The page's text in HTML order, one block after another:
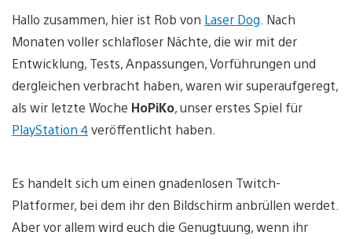
Hallo zusammen, hier ist Rob von Laser Dog . Nach
Monaten voller schlafloser Nächte, die wir mit der
Entwicklung, Tests, Anpassungen, Vorführungen und
dergleichen verbracht haben, waren wir superaufgeregt,
als wir letzte Woche HoPiKo, unser erstes Spiel für
PlayStation 4veröffentlicht haben.
Es handelt sich um einen gnadenlosen Twitch-
Platformer, bei dem ihr den Bildschirm anbrüllen werdet.
Aber vor allem wird euch die Genugtuung, wenn ihr